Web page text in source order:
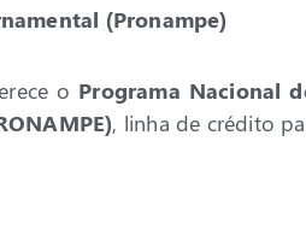
(Pronampe)
o Programa Nacional
, linha de crédito